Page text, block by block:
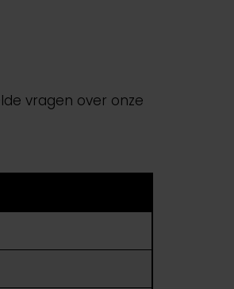
vragen over onze